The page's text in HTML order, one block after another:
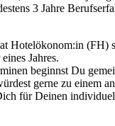
3 Jahre
Hotelökonom:in (FH)
Jahres.
beginnst Du
gerne zu einem
für Deinen